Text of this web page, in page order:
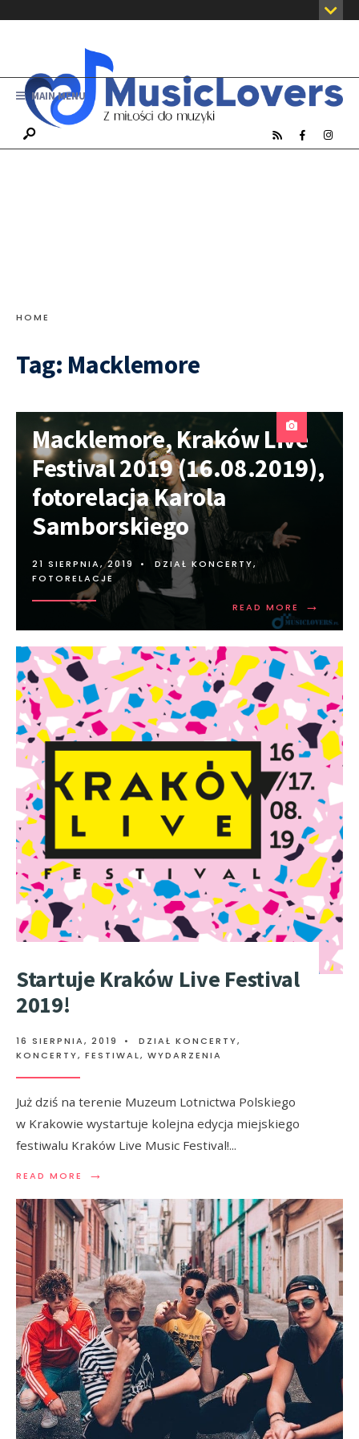
MAIN MENU
HOME
Tag: Macklemore
Macklemore, Kraków Live
Festival 2019 (16.08.2019),
fotorelacja Karola
Samborskiego
21 SIERPNIA, 2019 • DZIAŁ KONCERTY,
FOTORELACJE
READ MORE →
Startuje Kraków Live Festival
2019!
16 SIERPNIA, 2019 • DZIAŁ KONCERTY,
KONCERTY, FESTIWAL, WYDARZENIA
Już dziś na terenie Muzeum Lotnictwa Polskiego
w Krakowie wystartuje kolejna edycja miejskiego
festiwalu Kraków Live Music Festival!...
READ MORE →